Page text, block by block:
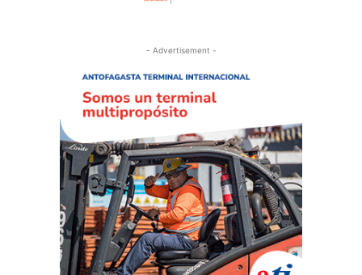
- Advertisement -